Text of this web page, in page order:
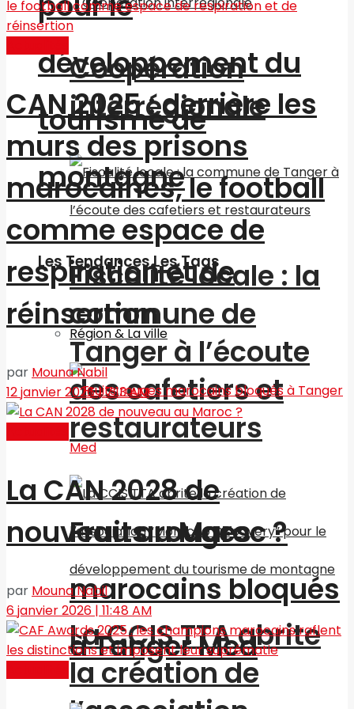
Coopération
interrégionale
Fiscalité locale : la
commune de
Tanger à l’écoute
des cafetiers et
restaurateurs
La CCIS TTA abrite
la création de
développement du
tourisme de
montagne
Les Tendances Les Tags
Région & La ville
Fruits rouges
marocains bloqués
à Tanger Med
CAN 2025 : derrière les
murs des prisons
marocaines, le football
comme espace de
respiration et de
réinsertion
par Mouna Nabil
12 janvier 2026 | 7:13 AM
La CAN 2028 de
nouveau au Maroc ?
par Mouna Nabil
6 janvier 2026 | 11:48 AM